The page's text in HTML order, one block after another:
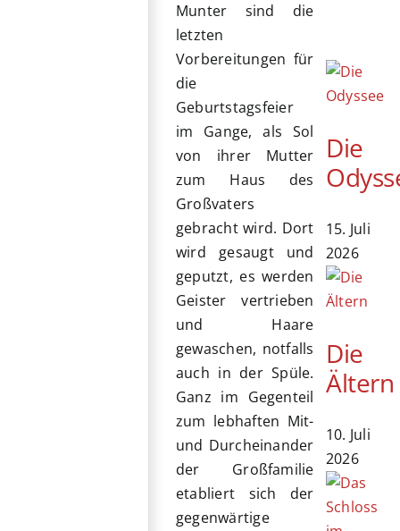
Munter sind die
letzten
Vorbereitungen für
die
Geburtstagsfeier
im Gange, als Sol
von ihrer Mutter
zum Haus des
Großvaters
gebracht wird. Dort
wird gesaugt und
geputzt, es werden
Geister vertrieben
und Haare
gewaschen, notfalls
auch in der Spüle.
Ganz im Gegenteil
zum lebhaften Mit-
und Durcheinander
der Großfamilie
etabliert sich der
gegenwärtige
Die
15. Juli
2026
Die
Ältern
10. Juli
2026